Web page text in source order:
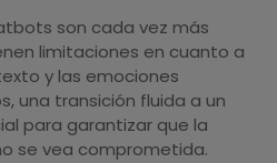
son cada vez más
limitaciones en cuanto a
y las emociones
una transición fluida a un
para garantizar que la
se vea comprometida.